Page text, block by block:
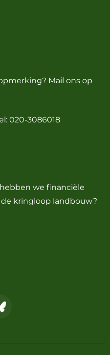
Mail ons op
020-3086018
we financiële
kringloop landbouw?